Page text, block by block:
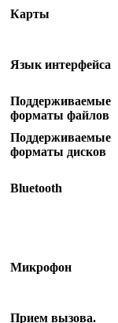
Карты
Язык интерфейса
Поддерживаемые
форматы файлов
Поддерживаемые
форматы дисков
Bluetooth
Микрофон
Прием вызова.